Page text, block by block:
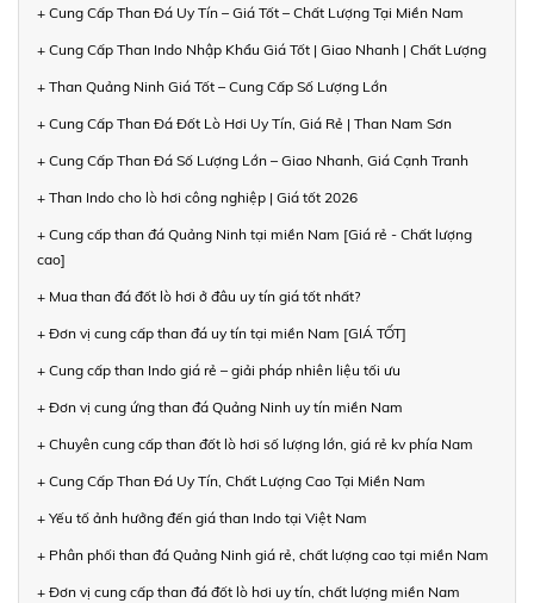
+ Cung Cấp Than Đá Uy Tín – Giá Tốt – Chất Lượng Tại Miền Nam
+ Cung Cấp Than Indo Nhập Khẩu Giá Tốt | Giao Nhanh | Chất Lượng
+ Than Quảng Ninh Giá Tốt – Cung Cấp Số Lượng Lớn
+ Cung Cấp Than Đá Đốt Lò Hơi Uy Tín, Giá Rẻ | Than Nam Sơn
+ Cung Cấp Than Đá Số Lượng Lớn – Giao Nhanh, Giá Cạnh Tranh
+ Than Indo cho lò hơi công nghiệp | Giá tốt 2026
+ Cung cấp than đá Quảng Ninh tại miền Nam [Giá rẻ - Chất lượng
cao]
+ Mua than đá đốt lò hơi ở đâu uy tín giá tốt nhất?
+ Đơn vị cung cấp than đá uy tín tại miền Nam [GIÁ TỐT]
+ Cung cấp than Indo giá rẻ – giải pháp nhiên liệu tối ưu
+ Đơn vị cung ứng than đá Quảng Ninh uy tín miền Nam
+ Chuyên cung cấp than đốt lò hơi số lượng lớn, giá rẻ kv phía Nam
+ Cung Cấp Than Đá Uy Tín, Chất Lượng Cao Tại Miền Nam
+ Yếu tố ảnh hưởng đến giá than Indo tại Việt Nam
+ Phân phối than đá Quảng Ninh giá rẻ, chất lượng cao tại miền Nam
+ Đơn vị cung cấp than đá đốt lò hơi uy tín, chất lượng miền Nam